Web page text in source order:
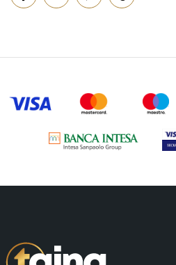
Putni program (50)
Šminka (187)
Uncategorized (1)